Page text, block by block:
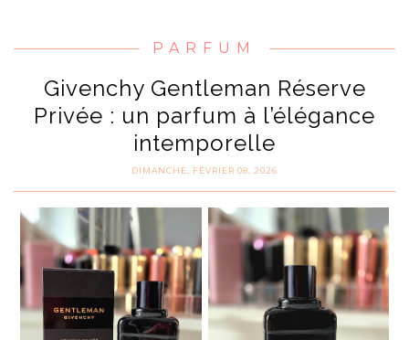
PARFUM
Givenchy Gentleman Réserve
Privée : un parfum à l’élégance
intemporelle
DIMANCHE, FÉVRIER 08, 2026